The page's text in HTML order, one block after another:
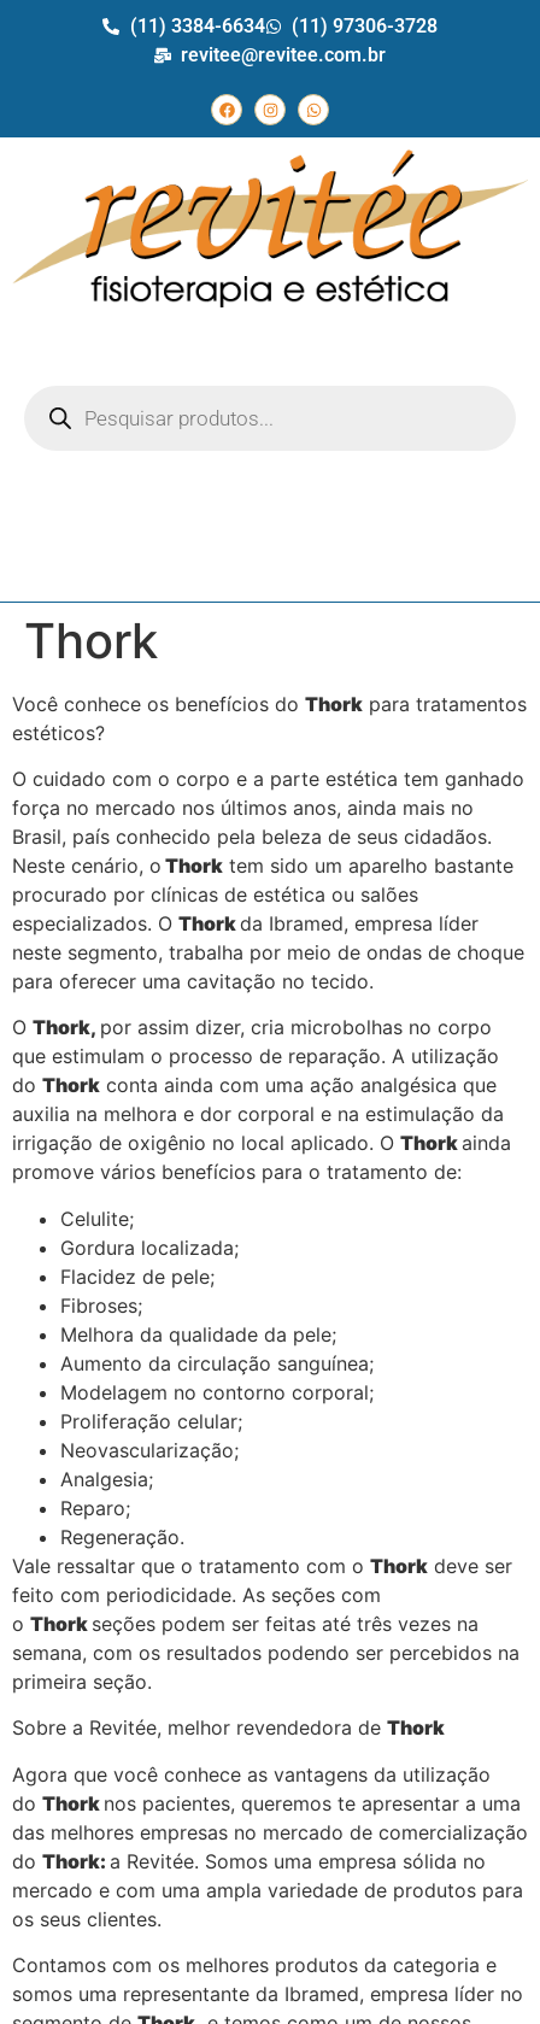
(11) 3384-6634
(11) 97306-3728
revitee@revitee.com.br
Thork
Você conhece os benefícios do Thork para tratamentos
estéticos?
O cuidado com o corpo e a parte estética tem ganhado
força no mercado nos últimos anos, ainda mais no
Brasil, país conhecido pela beleza de seus cidadãos.
Neste cenário, o Thork tem sido um aparelho bastante
procurado por clínicas de estética ou salões
especializados. O Thorkda Ibramed, empresa líder
neste segmento, trabalha por meio de ondas de choque
para oferecer uma cavitação no tecido.
O Thork, por assim dizer, cria microbolhas no corpo
que estimulam o processo de reparação. A utilização
do Thork conta ainda com uma ação analgésica que
auxilia na melhora e dor corporal e na estimulação da
irrigação de oxigênio no local aplicado. O Thorkainda
promove vários benefícios para o tratamento de:
Celulite;
Gordura localizada;
Flacidez de pele;
Fibroses;
Melhora da qualidade da pele;
Aumento da circulação sanguínea;
Modelagem no contorno corporal;
Proliferação celular;
Neovascularização;
Analgesia;
Reparo;
Regeneração.
Vale ressaltar que o tratamento com o Thork deve ser
feito com periodicidade. As seções com
o Thork seções podem ser feitas até três vezes na
semana, com os resultados podendo ser percebidos na
primeira seção.
Sobre a Revitée, melhor revendedora de Thork
Agora que você conhece as vantagens da utilização
do Thork nos pacientes, queremos te apresentar a uma
das melhores empresas no mercado de comercialização
do Thork: a Revitée. Somos uma empresa sólida no
mercado e com uma ampla variedade de produtos para
os seus clientes.
Contamos com os melhores produtos da categoria e
somos uma representante da Ibramed, empresa líder no